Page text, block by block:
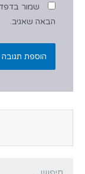
שמור
הבאה שאגיב.